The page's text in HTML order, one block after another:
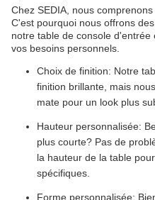
Chez SEDIA, nous
C'est pourquoi nous offrons
notre table de console
vos besoins personnels.
Choix de finition: Notre
finition brillante, mais
mate pour un look plus
Hauteur personnalisée:
plus courte? Pas de
la hauteur de la table
spécifiques.
Forme personnalisée: